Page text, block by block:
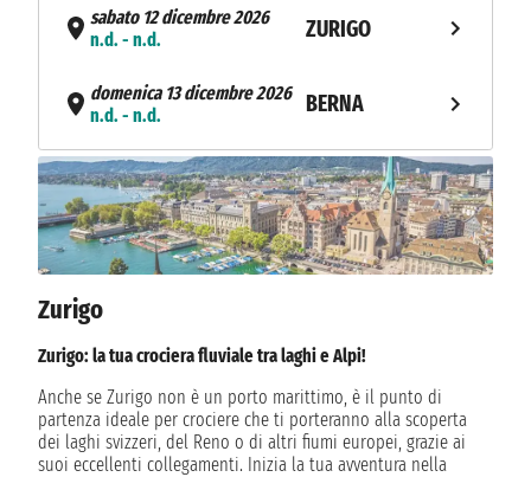
sabato 12 dicembre 2026
n.d. - n.d.
ZURIGO
domenica 13 dicembre 2026
n.d. - n.d.
BERNA
lunedì 14 dicembre 2026
n.d. - n.d.
MONTREUX
martedì 15 dicembre 2026
n.d. - n.d.
BASILEA
mercoledì 16 dicembre 2026
giovedì 17 dicembre 2026
n.d. - n.d.
KEHL
venerdì 18 dicembre 2026
Zurigo
Zurigo: la tua crociera fluviale tra laghi e Alpi!
Anche se Zurigo non è un porto marittimo, è il punto di
partenza ideale per crociere che ti porteranno alla scoperta
dei laghi svizzeri, del Reno o di altri fiumi europei, grazie ai
suoi eccellenti collegamenti. Inizia la tua avventura nella